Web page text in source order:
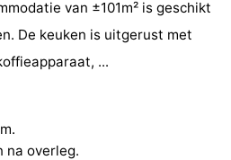
van ±101m² is geschikt
De keuken is uitgerust met
...
na overleg.